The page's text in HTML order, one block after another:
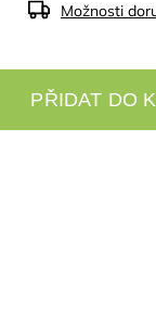
Možnosti
PŘIDAT DO